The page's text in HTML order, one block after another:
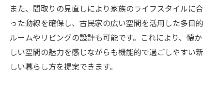
また、間取りの見直しにより家族のライフスタイルに合
った動線を確保し、古民家の広い空間を活用した多目的
ルームやリビングの設計も可能です。これにより、懐か
しい空間の魅力を感じながらも機能的で過ごしやすい新
しい暮らし方を提案できます。